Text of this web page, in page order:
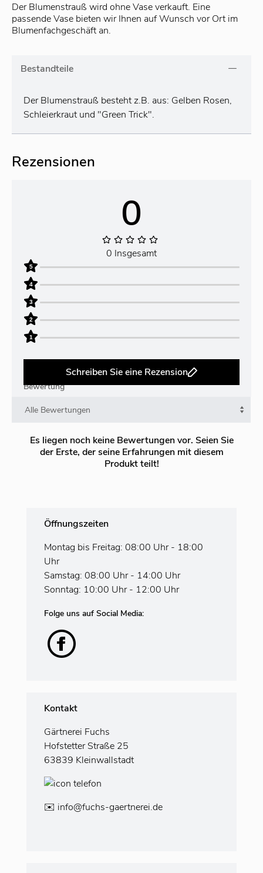
Der Blumenstrauß wird ohne Vase verkauft. Eine
passende Vase bieten wir Ihnen auf Wunsch vor Ort im
Blumenfachgeschäft an.
Bestandteile
Der Blumenstrauß besteht z.B. aus: Gelben Rosen,
Schleierkraut und "Green Trick".
Rezensionen
0
0 Insgesamt
5
4
3
2
1
Schreiben Sie eine Rezension
Bewertung
Es liegen noch keine Bewertungen vor. Seien Sie
der Erste, der seine Erfahrungen mit diesem
Produkt teilt!
Öffnungszeiten
Montag bis Freitag: 08:00 Uhr - 18:00
Uhr
Samstag: 08:00 Uhr - 14:00 Uhr
Sonntag: 10:00 Uhr - 12:00 Uhr
Folge uns auf Social Media:
Kontakt
Gärtnerei Fuchs
Hofstetter Straße 25
63839 Kleinwallstadt
✉️ info@fuchs-gaertnerei.de